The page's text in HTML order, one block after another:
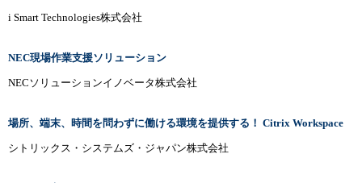
i Smart Technologies株式会社
NEC現場作業支援ソリューション
NECソリューションイノベータ株式会社
場所、端末、時間を問わずに働ける環境を提供する！ Citrix Workspace
シトリックス・システムズ・ジャパン株式会社